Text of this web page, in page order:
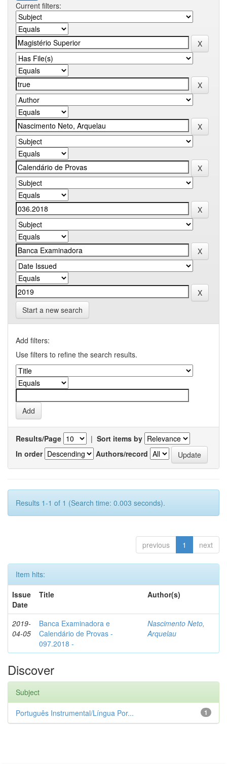
Current filters:
Start a new search
Add filters:
Use filters to refine the search results.
Results/Page | Sort items by
In order
Authors/record
Results 1-1 of 1 (Search time: 0.003 seconds).
previous 1 next
Item hits:
Issue
Date
Title Author(s)
2019-
04-05
Banca Examinadora e
Calendário de Provas -
097.2018 -
Nascimento Neto,
Arquelau
Discover
Subject
1
Português Instrumental/Língua Por...